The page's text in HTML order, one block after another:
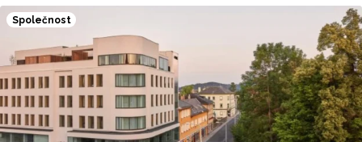
se nadýmavým potravinám nebo preventivnímu vyřazování
alergenů. Mýty o stravě při kojení boří laktační poradkyně
z Jeseníku.
Společnost